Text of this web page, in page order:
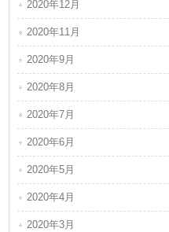
2020年12月
2020年11月
2020年9月
2020年8月
2020年7月
2020年6月
2020年5月
2020年4月
2020年3月